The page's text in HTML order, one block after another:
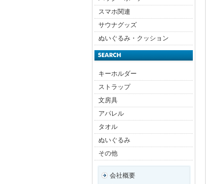
スマホ関連
サウナグッズ
ぬいぐるみ・クッション
キーホルダー
ストラップ
文房具
アパレル
タオル
ぬいぐるみ
その他
会社概要